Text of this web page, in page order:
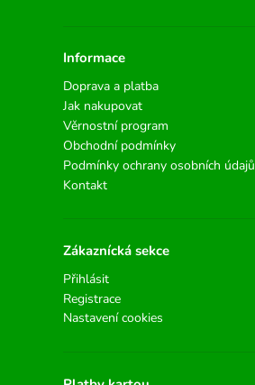
Informace
Doprava a platba
Jak nakupovat
Věrnostní program
Obchodní podmínky
Podmínky ochrany osobních údajů
Kontakt
Zákaznícká sekce
Přihlásit
Registrace
Nastavení cookies